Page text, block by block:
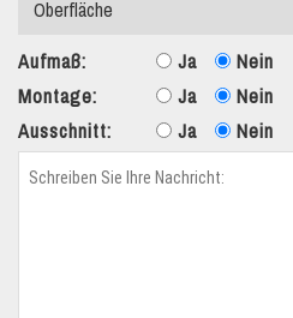
Aufmaß: Ja
Nein
Montage:
Ja
Nein
Ausschnitt:
Ja Nein